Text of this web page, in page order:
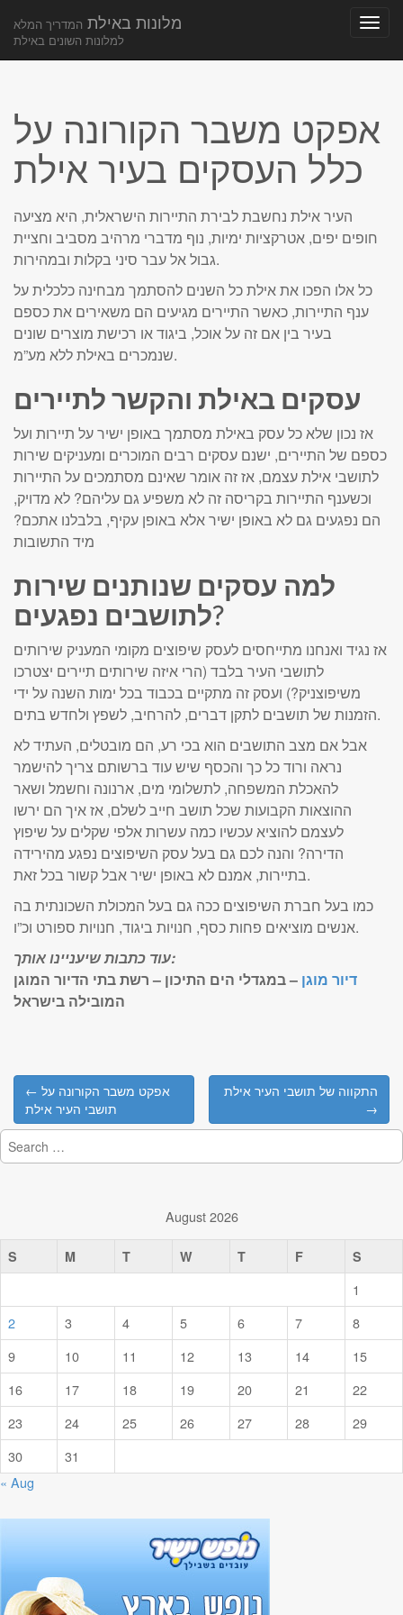
מלונות באילת המדריך המלא
למלונות השונים באילת
אפקט משבר הקורונה על
כלל העסקים בעיר אילת
העיר אילת נחשבת לבירת התיירות הישראלית, היא מציעה
חופים יפים, אטרקציות ימיות, נוף מדברי מרהיב מסביב וחציית
גבול אל עבר סיני בקלות ובמהירות.
כל אלו הפכו את אילת כל השנים להסתמך מבחינה כלכלית על
ענף התיירות, כאשר התיירים מגיעים הם משאירים את כספם
בעיר בין אם זה על אוכל, ביגוד או רכישת מוצרים שונים
שנמכרים באילת ללא מע”מ.
עסקים באילת והקשר לתיירים
אז נכון שלא כל עסק באילת מסתמך באופן ישיר על תיירות ועל
כספם של התיירים, ישנם עסקים רבים המוכרים ומעניקים שירות
לתושבי אילת עצמם, אז זה אומר שאינם מסתמכים על התיירות
וכשענף התיירות בקריסה זה לא משפיע גם עליהם? לא מדויק,
הם נפגעים גם לא באופן ישיר אלא באופן עקיף, בלבלנו אתכם?
מיד התשובות
למה עסקים שנותנים שירות
לתושבים נפגעים?
אז נגיד ואנחנו מתייחסים לעסק שיפוצים מקומי המעניק שירותים
לתושבי העיר בלבד (הרי איזה שירותים תיירים יצטרכו
משיפוצניק?) ועסק זה מתקיים בכבוד בכל ימות השנה על ידי
הזמנות של תושבים לתקן דברים, להרחיב, לשפץ ולחדש בתים.
אבל אם מצב התושבים הוא בכי רע, הם מובטלים, העתיד לא
נראה ורוד כל כך והכסף שיש עוד ברשותם צריך להישמר
להאכלת המשפחה, לתשלומי מים, ארנונה וחשמל ושאר
ההוצאות הקבועות שכל תושב חייב לשלם, אז איך הם ירשו
לעצמם להוציא עכשיו כמה עשרות אלפי שקלים על שיפוץ
הדירה? והנה לכם גם בעל עסק השיפוצים נפגע מהירידה
בתיירות, אמנם לא באופן ישיר אבל קשור בכל זאת.
כמו בעל חברת השיפוצים ככה גם בעל המכולת השכונתית בה
אנשים מוציאים פחות כסף, חנויות ביגוד, חנויות ספורט וכ”ו.
עוד כתבות שיעניינו אותך:
דיור מוגן – במגדלי הים התיכון – רשת בתי הדיור המוגן
המובילה בישראל
Post
navigation
← אפקט משבר הקורונה על
תושבי העיר אילת
התקווה של תושבי העיר אילת
→
Search
for:
August 2026
S M T W T F S
1
2
3 4 5 6 7
8
9
10 11 12 13 14
15
16
17 18 19 20 21
22
23
24 25 26 27 28
29
30
31
« Aug